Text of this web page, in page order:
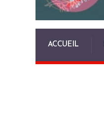
ACCUEIL